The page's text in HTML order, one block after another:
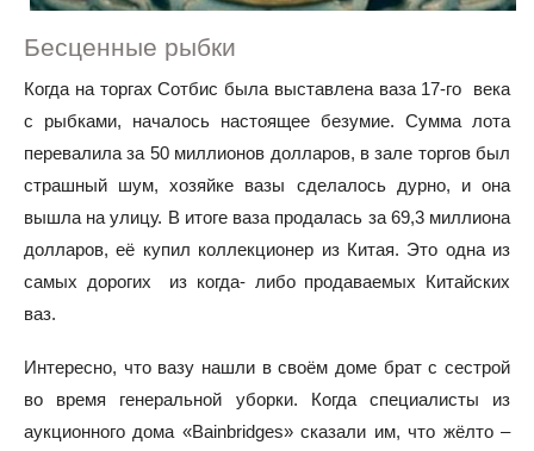
Бесценные рыбки
Когда на торгах Сотбис была выставлена ваза 17-го века
с рыбками, началось настоящее безумие. Сумма лота
перевалила за 50 миллионов долларов, в зале торгов был
страшный шум, хозяйке вазы сделалось дурно, и она
вышла на улицу. В итоге ваза продалась за 69,3 миллиона
долларов, её купил коллекционер из Китая. Это одна из
самых дорогих из когда- либо продаваемых Китайских
ваз.
Интересно, что вазу нашли в своём доме брат с сестрой
во время генеральной уборки. Когда специалисты из
аукционного дома «Bainbridges» сказали им, что жёлто –